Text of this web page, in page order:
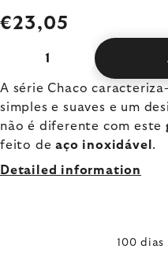
€23,05
A série Chaco
simples e suaves e um
não é diferente com este
feito deaço inoxidável .
Detailed information
100 dias